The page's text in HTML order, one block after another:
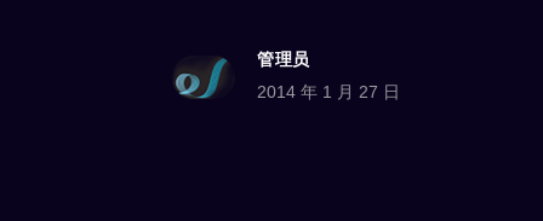
管理员
2014 年 1 月 27 日